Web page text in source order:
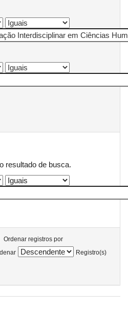
resultado de busca.
Ordenar registros por
Registro(s)